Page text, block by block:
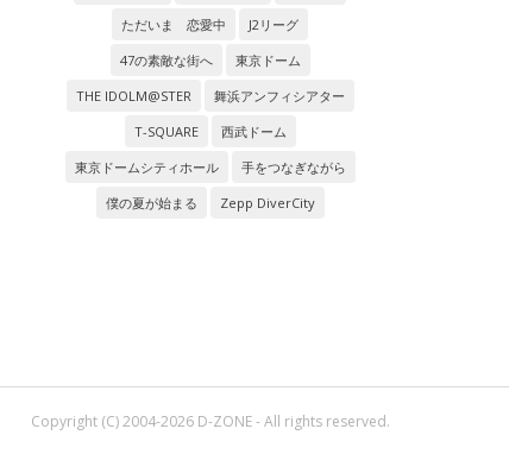
ただいま 恋愛中
J2リーグ
47の素敵な街へ
東京ドーム
THE IDOLM@STER
舞浜アンフィシアター
T-SQUARE
西武ドーム
東京ドームシティホール
手をつなぎながら
僕の夏が始まる
Zepp DiverCity
Copyright (C) 2004-2026 D-ZONE - All rights reserved.